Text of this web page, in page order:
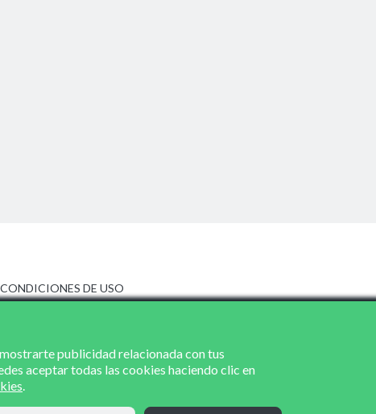
CONDICIONES DE USO
POLÍTICA DE COOKIES
publicidad relacionada con tus
aceptar todas las cookies haciendo clic en
.